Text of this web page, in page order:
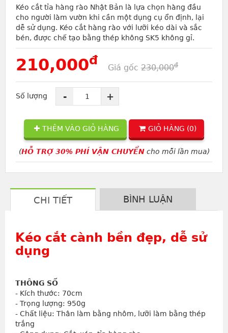
Kéo cắt tỉa hàng rào Nhật Bản là lựa chọn hàng đầu
cho người làm vườn khi cần một dụng cụ ổn định, lại
dễ sử dụng. Kéo cắt hàng rào với lưỡi kéo dài và sắc
bén, được chế tạo bằng thép không SK5 không gỉ.
210,000đ
Giá gốc 230,000đ
Số lượng - +
THÊM VÀO GIỎ HÀNG GIỎ HÀNG (0)
(HỖ TRỢ 30% PHÍ VẬN CHUYỂNcho mỗi lần mua)
CHI TIẾT BÌNH LUẬN
Kéo cắt cành bền đẹp, dễ sử
dụng
THÔNG SỐ
- Kích thước: 70cm
- Trọng lượng: 950g
- Chất liệu: Thân làm bằng nhôm, lưỡi làm bằng thép
trắng